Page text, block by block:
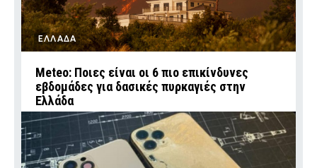
ΕΛΛΑΔΑ
Meteo: Ποιες είναι οι 6 πιο επικίνδυνες
εβδομάδες για δασικές πυρκαγιές στην
Ελλάδα